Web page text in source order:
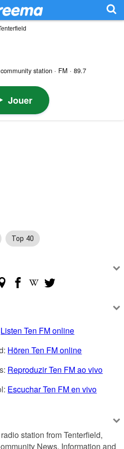
station · FM · 89.7
Jouer
Top 40
Listen Ten FM online
Hören Ten FM online
Reproduzir Ten FM ao vivo
Escuchar Ten FM en vivo
station from Tenterfield,
News, Information and